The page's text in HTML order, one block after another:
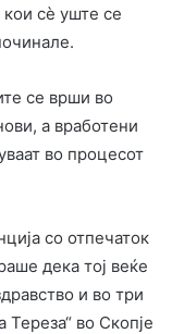
сè уште се
се врши во
а вработени
во процесот
со отпечаток
дека тој веќе
и во три
Тереза“ во Скопје